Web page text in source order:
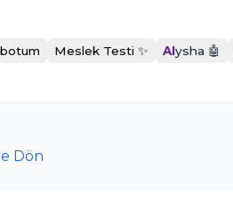
Meslek Testi ✨ AIysha 🤖
Dön